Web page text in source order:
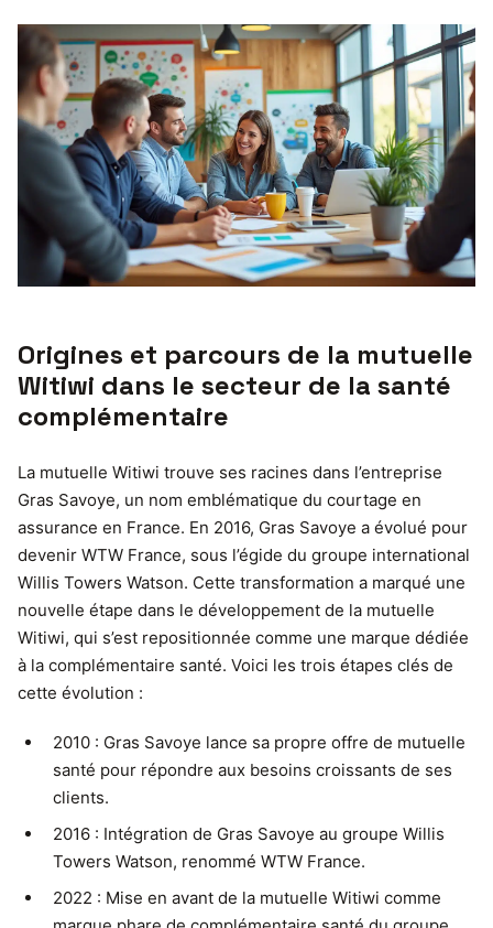
Origines et parcours de la mutuelle
Witiwi dans le secteur de la santé
complémentaire
La mutuelle Witiwi trouve ses racines dans l’entreprise
Gras Savoye, un nom emblématique du courtage en
assurance en France. En 2016, Gras Savoye a évolué pour
devenir WTW France, sous l’égide du groupe international
Willis Towers Watson. Cette transformation a marqué une
nouvelle étape dans le développement de la mutuelle
Witiwi, qui s’est repositionnée comme une marque dédiée
à la complémentaire santé. Voici les trois étapes clés de
cette évolution :
2010 : Gras Savoye lance sa propre offre de mutuelle
santé pour répondre aux besoins croissants de ses
clients.
2016 : Intégration de Gras Savoye au groupe Willis
Towers Watson, renommé WTW France.
2022 : Mise en avant de la mutuelle Witiwi comme